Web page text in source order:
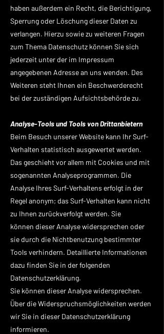
haben außerdem ein Recht, die Berichtigung,
Sperrung oder Löschung dieser Daten zu
verlangen. Hierzu sowie zu weiteren Fragen
zum Thema Datenschutz können Sie sich
jederzeit unter der im Impressum
angegebenen Adresse an uns wenden. Des
Weiteren steht Ihnen ein Beschwerderecht
bei der zuständigen Aufsichtsbehörde zu.
Analyse-Tools und Tools von Drittanbietern
Beim Besuch unserer Website kann Ihr Surf-
Verhalten statistisch ausgewertet werden.
Das geschieht vor allem mit Cookies und mit
sogenannten Analyseprogrammen. Die
Analyse Ihres Surf-Verhaltens erfolgt in der
Regel anonym; das Surf-Verhalten kann nicht
zu Ihnen zurückverfolgt werden. Sie
können dieser Analyse widersprechen oder
sie durch die Nichtbenutzung bestimmter
Tools verhindern. Detaillierte Informationen
dazu finden Sie in der folgenden
Datenschutzerklärung.
Sie können dieser Analyse widersprechen.
Über die Widerspruchsmöglichkeiten werden
wir Sie in dieser Datenschutzerklärung
informieren.